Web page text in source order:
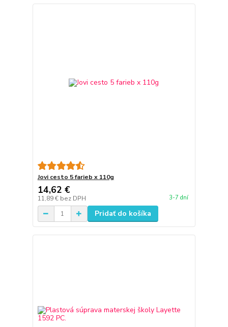
Jovi cesto 5 farieb x 110g
14,62 €
11,89 € bez DPH 3-7 dní
Pridať do košíka